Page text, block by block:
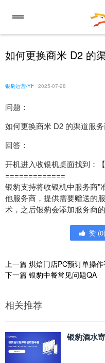
如何更换商米 D2 的
银豹运营-YF 2025-07-28
问题：
如何更换商米 D2 的渠道服务
回答：
开机进入收银机桌面找到：
=============
银豹支持将收银机中服务商"
他服务商，提供需要赠送的
术，之后银豹会添加服务商
赞 (0)
上一篇 烘焙门店PC预订单操
下一篇 银豹中餐常见问题QA
相关推荐
银豹酒水